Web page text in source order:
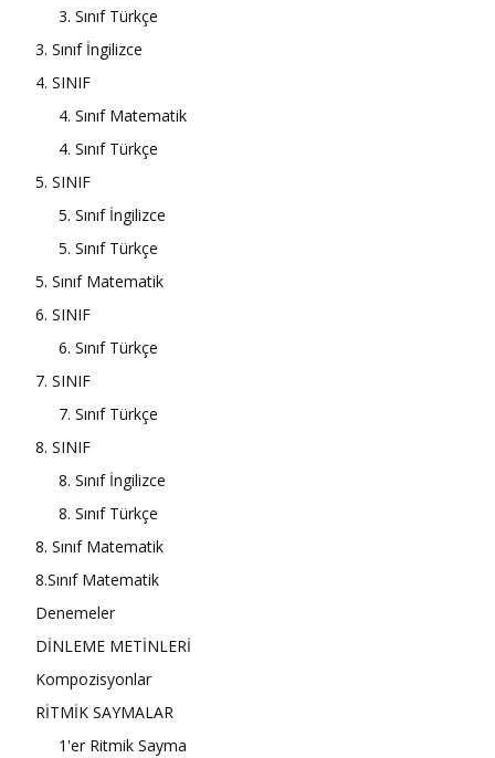
3. Sınıf Türkçe
3. Sınıf İngilizce
4. SINIF
4. Sınıf Matematik
4. Sınıf Türkçe
5. SINIF
5. Sınıf İngilizce
5. Sınıf Türkçe
5. Sınıf Matematik
6. SINIF
6. Sınıf Türkçe
7. SINIF
7. Sınıf Türkçe
8. SINIF
8. Sınıf İngilizce
8. Sınıf Türkçe
8. Sınıf Matematik
8.Sınıf Matematik
Denemeler
DİNLEME METİNLERİ
Kompozisyonlar
RİTMİK SAYMALAR
1'er Ritmik Sayma